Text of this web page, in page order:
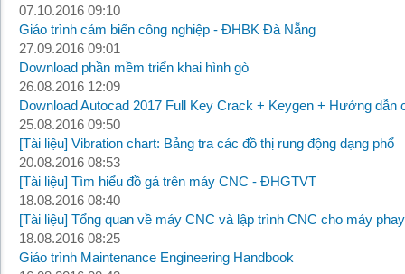
07.10.2016 09:10
Giáo trình cảm biến công nghiệp - ĐHBK Đà Nẵng
27.09.2016 09:01
Download phần mềm triển khai hình gò
26.08.2016 12:09
Download Autocad 2017 Full Key Crack + Keygen + Hướng dẫn
25.08.2016 09:50
[Tài liệu] Vibration chart: Bảng tra các đồ thị rung động dạng phổ
20.08.2016 08:53
[Tài liệu] Tìm hiểu đồ gá trên máy CNC - ĐHGTVT
18.08.2016 08:40
[Tài liệu] Tổng quan về máy CNC và lập trình CNC cho máy
18.08.2016 08:25
Giáo trình Maintenance Engineering Handbook